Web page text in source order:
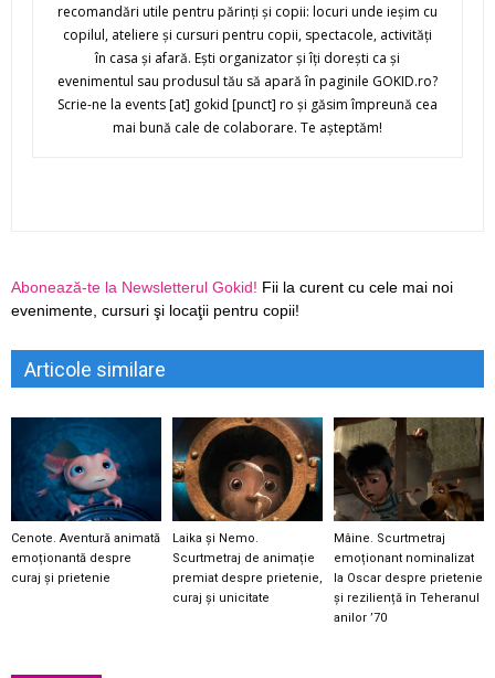
recomandări utile pentru părinţi şi copii: locuri unde ieşim cu
copilul, ateliere şi cursuri pentru copii, spectacole, activităţi
în casa şi afară. Eşti organizator şi îţi doreşti ca şi
evenimentul sau produsul tău să apară în paginile GOKID.ro?
Scrie-ne la events [at] gokid [punct] ro şi găsim împreună cea
mai bună cale de colaborare. Te aşteptăm!
Abonează-te la Newsletterul Gokid! Fii la curent cu cele mai noi
evenimente, cursuri şi locaţii pentru copii!
Articole similare
Cenote. Aventură animată
emoționantă despre
curaj și prietenie
Laika și Nemo.
Scurtmetraj de animație
premiat despre prietenie,
curaj și unicitate
Mâine. Scurtmetraj
emoționant nominalizat
la Oscar despre prietenie
și reziliență în Teheranul
anilor ’70